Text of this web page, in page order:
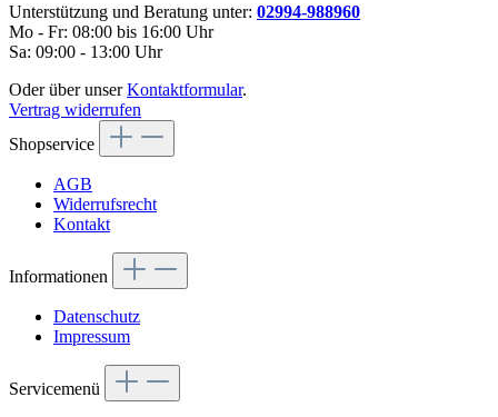
Unterstützung und Beratung unter: 02994-988960
Mo - Fr: 08:00 bis 16:00 Uhr
Sa: 09:00 - 13:00 Uhr
Oder über unserKontaktformular.
Vertrag widerrufen
Shopservice
AGB
Widerrufsrecht
Kontakt
Informationen
Datenschutz
Impressum
Servicemenü